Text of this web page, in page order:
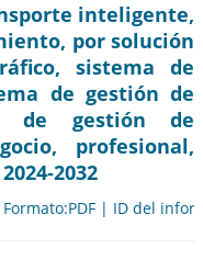
inteligente,
por solución
sistema de
de gestión de
de gestión de
profesional,
2032
| ID del